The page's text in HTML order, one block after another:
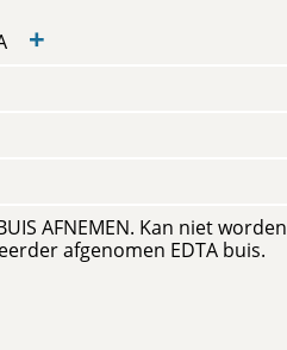
+
AFNEMEN. Kan niet worden
afgenomen EDTA buis.